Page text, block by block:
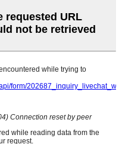
bout C...
Town, Yueqing City,